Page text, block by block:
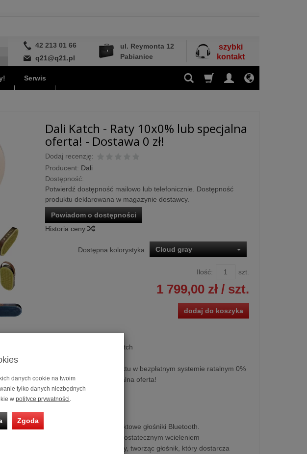
42 213 01 66
q21@q21.pl
ul. Reymonta 12
Pabianice
szybki
kontakt
Serwis
Dali Katch - Raty 10x0% lub specjalna
oferta! - Dostawa 0 zł!
Dodaj recenzję:
Producent: Dali
Dostępność:
Potwierdź dostępność mailowo lub telefonicznie. Dostępność
produktu deklarowana w magazynie dostawcy.
Powiadom o dostępności
Historia ceny
Dostępna kolorystyka Cloud gray
Ilość: szt.
1 799,00 zł/ szt.
dodaj do koszyka
Głośnik Bluetooth Dali Katch
Możliwość zakupu produktu w bezpłatnym systemie ratalnym 0%
na 10 miesięcy lub specjalna oferta!
na rynek swoje pierwsze kompaktowe głośniki Bluetooth.
nowy i niesamowity KATCH jest ostatecznym wcieleniem
łączącym oba te elementy, tworząc głośnik, który dostarcza
danych cookie na twoim
tylko danych niezbędnych
w polityce prywatności.
Zgoda